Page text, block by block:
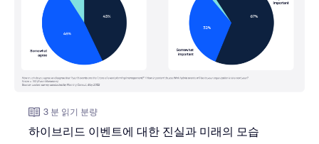
3 분 읽기 분량
하이브리드 이벤트에 대한 진실과 미래의 모습